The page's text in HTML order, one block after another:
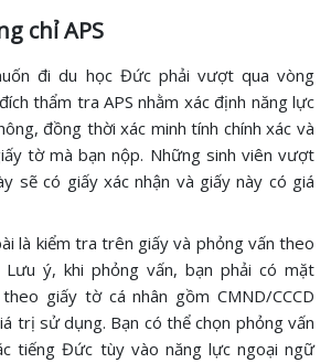
chỉ APS
đi du học Đức phải vượt qua vòng
thẩm tra APS nhằm xác định năng lực
đồng thời xác minh tính chính xác và
tờ mà bạn nộp. Những sinh viên vượt
sẽ có giấy xác nhận và giấy này có giá
là kiểm tra trên giấy và phỏng vấn theo
ý, khi phỏng vấn, bạn phải có mặt
giấy tờ cá nhân gồm CMND/CCCD
trị sử dụng. Bạn có thể chọn phỏng vấn
tiếng Đức tùy vào năng lực ngoại ngữ